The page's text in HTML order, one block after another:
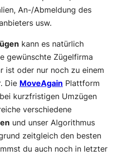
An-/Abmeldung des
usw.
kann es natürlich
gewünschte Zügelfirma
ist oder nur noch zu einem
Die MoveAgain Plattform
kurzfristigen Umzügen
verschiedene
und unser Algorithmus
zeitgleich den besten
du auch noch in letzter